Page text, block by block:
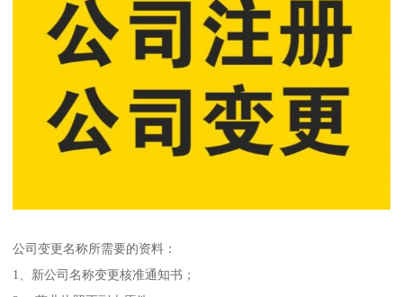
公司变更名称所需要的资料：
1、新公司名称变更核准通知书；